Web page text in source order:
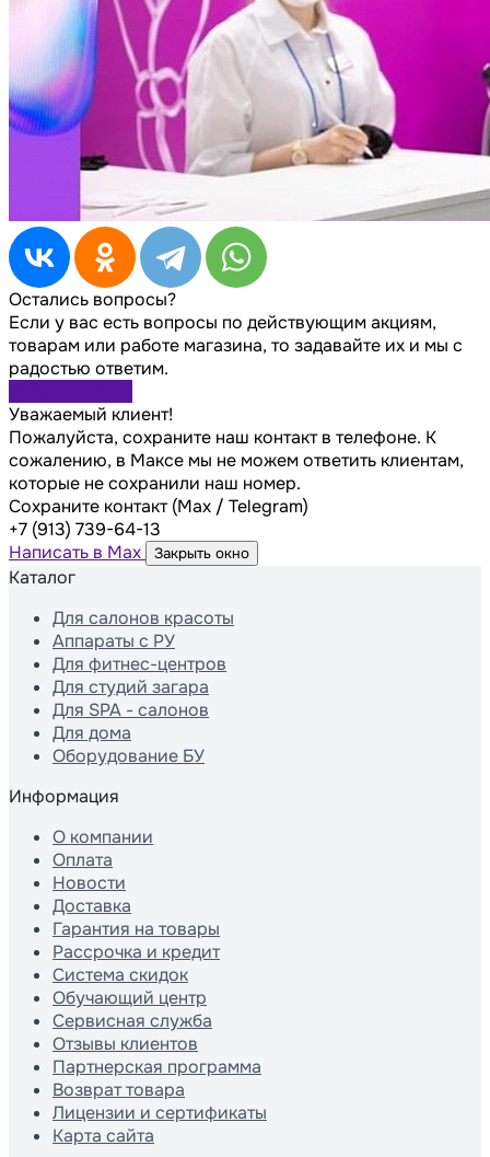
Остались вопросы?
Если у вас есть вопросы по действующим акциям,
товарам или работе магазина, то задавайте их и мы с
радостью ответим.
Уважаемый клиент!
Пожалуйста, сохраните наш контакт в телефоне. К
сожалению, в Максе мы не можем ответить клиентам,
которые не сохранили наш номер.
Сохраните контакт (Max / Telegram)
+7 (913) 739-64-13
Написать в Max
Закрыть окно
Каталог
Для салонов красоты
Аппараты с РУ
Для фитнес-центров
Для студий загара
Для SPA - салонов
Для дома
Оборудование БУ
Информация
О компании
Оплата
Новости
Доставка
Гарантия на товары
Рассрочка и кредит
Система скидок
Обучающий центр
Сервисная служба
Отзывы клиентов
Партнерская программа
Возврат товара
Лицензии и сертификаты
Карта сайта